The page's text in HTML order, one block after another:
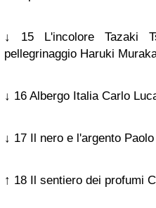
↓ 15 L'incolore Tazaki
pellegrinaggio Haruki
↓ 16 Albergo Italia Carlo
↓ 17 Il nero e l'argento
↑ 18 Il sentiero dei profumi